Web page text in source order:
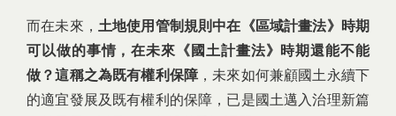
而在未來， 土地使用管制規則中在《區域計畫法》時期
可以做的事情，在未來《國土計畫法》時期還能不能
做？這稱之為既有權利保障 ，未來如何兼顧國土永續下
的適宜發展及既有權利的保障，已是國土邁入治理新篇